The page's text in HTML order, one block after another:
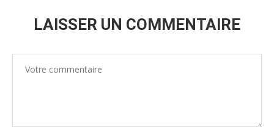
LAISSER UN COMMENTAIRE